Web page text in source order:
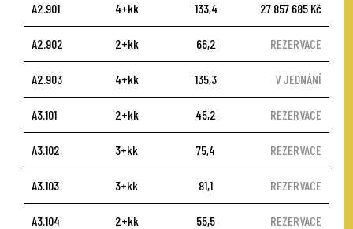
A2.901 4+kk 133,4 27 857 685 Kč
A2.902 2+kk 66,2 REZERVACE
A2.903 4+kk 135,3 V JEDNÁNÍ
A3.101 2+kk 45,2 REZERVACE
A3.102 3+kk 75,4 REZERVACE
A3.103 3+kk 81,1 REZERVACE
A3.104 2+kk 55,5 REZERVACE